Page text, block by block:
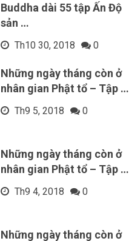
Buddha dài 55 tập Ấn Độ
sản …
Th10 30, 2018 0
Những ngày tháng còn ở
nhân gian Phật tổ – Tập …
Th9 5, 2018 0
Những ngày tháng còn ở
nhân gian Phật tổ – Tập …
Th9 4, 2018 0
Những ngày tháng còn ở